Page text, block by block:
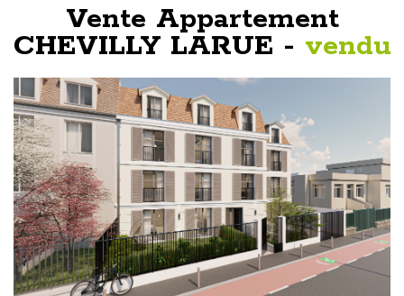
Vente Appartement
CHEVILLY LARUE - vendu